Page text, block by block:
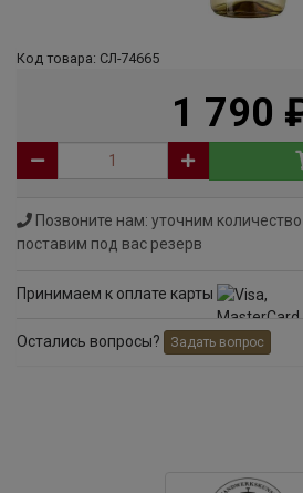
Код товара: СЛ-74665
1 790
Позвоните нам: уточним
поставим под вас резерв
Принимаем к оплате карты
Остались вопросы? Задать вопрос